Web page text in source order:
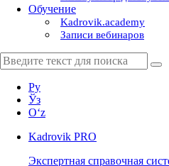
Обучение
Kadrovik.academy
Записи вебинаров
Ру
Ўз
Oʻz
Kadrovik PRO
Экспертная справочная